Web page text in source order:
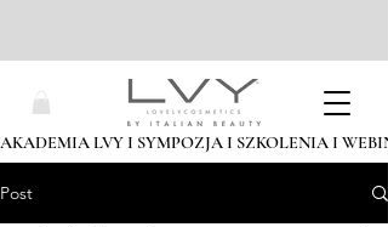
AKADEMIA LVY I SYMPOZJA I SZKOLENIA I
Post